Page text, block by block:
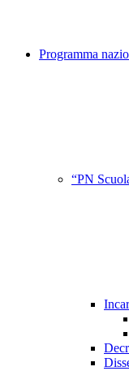
Programma
“PN